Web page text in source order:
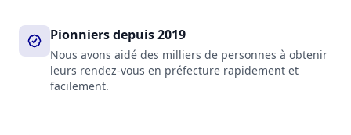
Pionniers depuis 2019
Nous avons aidé des milliers de personnes à obtenir
leurs rendez-vous en préfecture rapidement et
facilement.